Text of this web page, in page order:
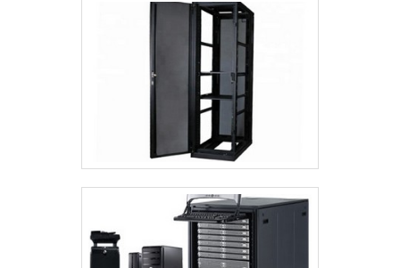
recarga para notebooks e tablets com
ótima qualidade e proteção.A empresa
também conta com um atendimento
qualificado, através de funcionários
especializados e cuidadosos, que
entendem a necessidade de cada
cliente. Também foram investidos
valores consideráveis em instalações
de qualidade, aumentando a eficiência
da marca. A Project Telecom é uma
empresa que tem sido preferência no
segmento pela seriedade e qualidade,